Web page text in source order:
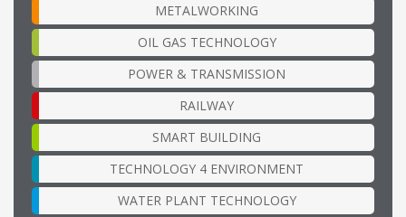
METALWORKING
OIL GAS TECHNOLOGY
POWER & TRANSMISSION
RAILWAY
SMART BUILDING
TECHNOLOGY 4 ENVIRONMENT
WATER PLANT TECHNOLOGY